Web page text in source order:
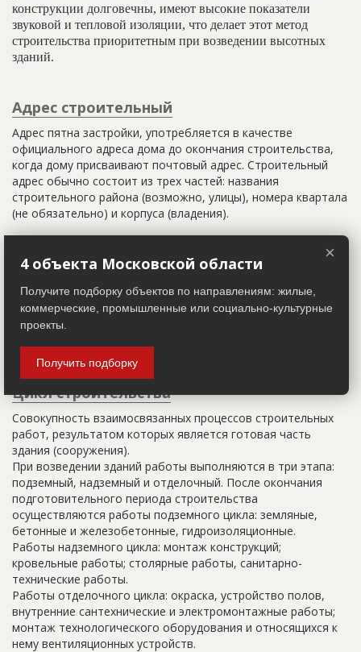
конструкции долговечны, имеют высокие показатели
звуковой и тепловой изоляции, что делает этот метод
строительства приоритетным при возведении высотных
зданий.
Адрес строительный
Адрес пятна застройки, употребляется в качестве
официального адреса дома до окончания строительства,
когда дому присваивают почтовый адрес. Строительный
адрес обычно состоит из трех частей: названия
строительного района (возможно, улицы), номера квартала
(не обязательно) и корпуса (владения).
Настоящим строительным адресом можно считать адрес,
указанный в правоустанавливающих документах. Иногда
(например, вторая очередь). В официальных документах
должен присутствовать официальный строительный адрес,
а все остальное - это уточнения типа "шестикомнатная
для переговоров.
Цикл строительства
Совокупность взаимосвязанных процессов строительных
работ, результатом которых является готовая часть
здания (сооружения).
При возведении зданий работы выполняются в три этапа:
подземный, надземный и отделочный. После окончания
подготовительного периода строительства
осуществляются работы подземного цикла: земляные,
бетонные и железобетонные, гидроизоляционные.
Работы надземного цикла: монтаж конструкций;
кровельные работы; столярные работы, санитарно-
технические работы.
Работы отделочного цикла: окраска, устройство полов,
внутренние сантехнические и электромонтажные работы;
монтаж технологического оборудования и относящихся к
нему вентиляционных устройств.
×
4 объекта Московской области
Получите подборку объектов по направлениям: жилые,
коммерческие, промышленные или социально-культурные
проекты.
Получить подборку